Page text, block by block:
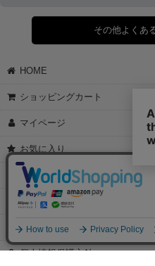
＞詳細は
さい。
◆領収書はご希望頂いた場合の
【これからご注文する場合】
STEP2「お届け先・お支払い
願いします。
②宛名（空欄は上様は不可）
③但し書き（空欄やお品代は不
【すでにご注文が完了している
①お電話・メール・LINEにて
②後日、郵送にて領収書を送ら
①マイページから購入履歴→
②後日、郵送にて領収書を送ら
その他よくあ
HOME
ショッピングカート
マイページ
お気に入り
特定商取引法表示
ご利用案内
お問い合せ
個人情報保護方針